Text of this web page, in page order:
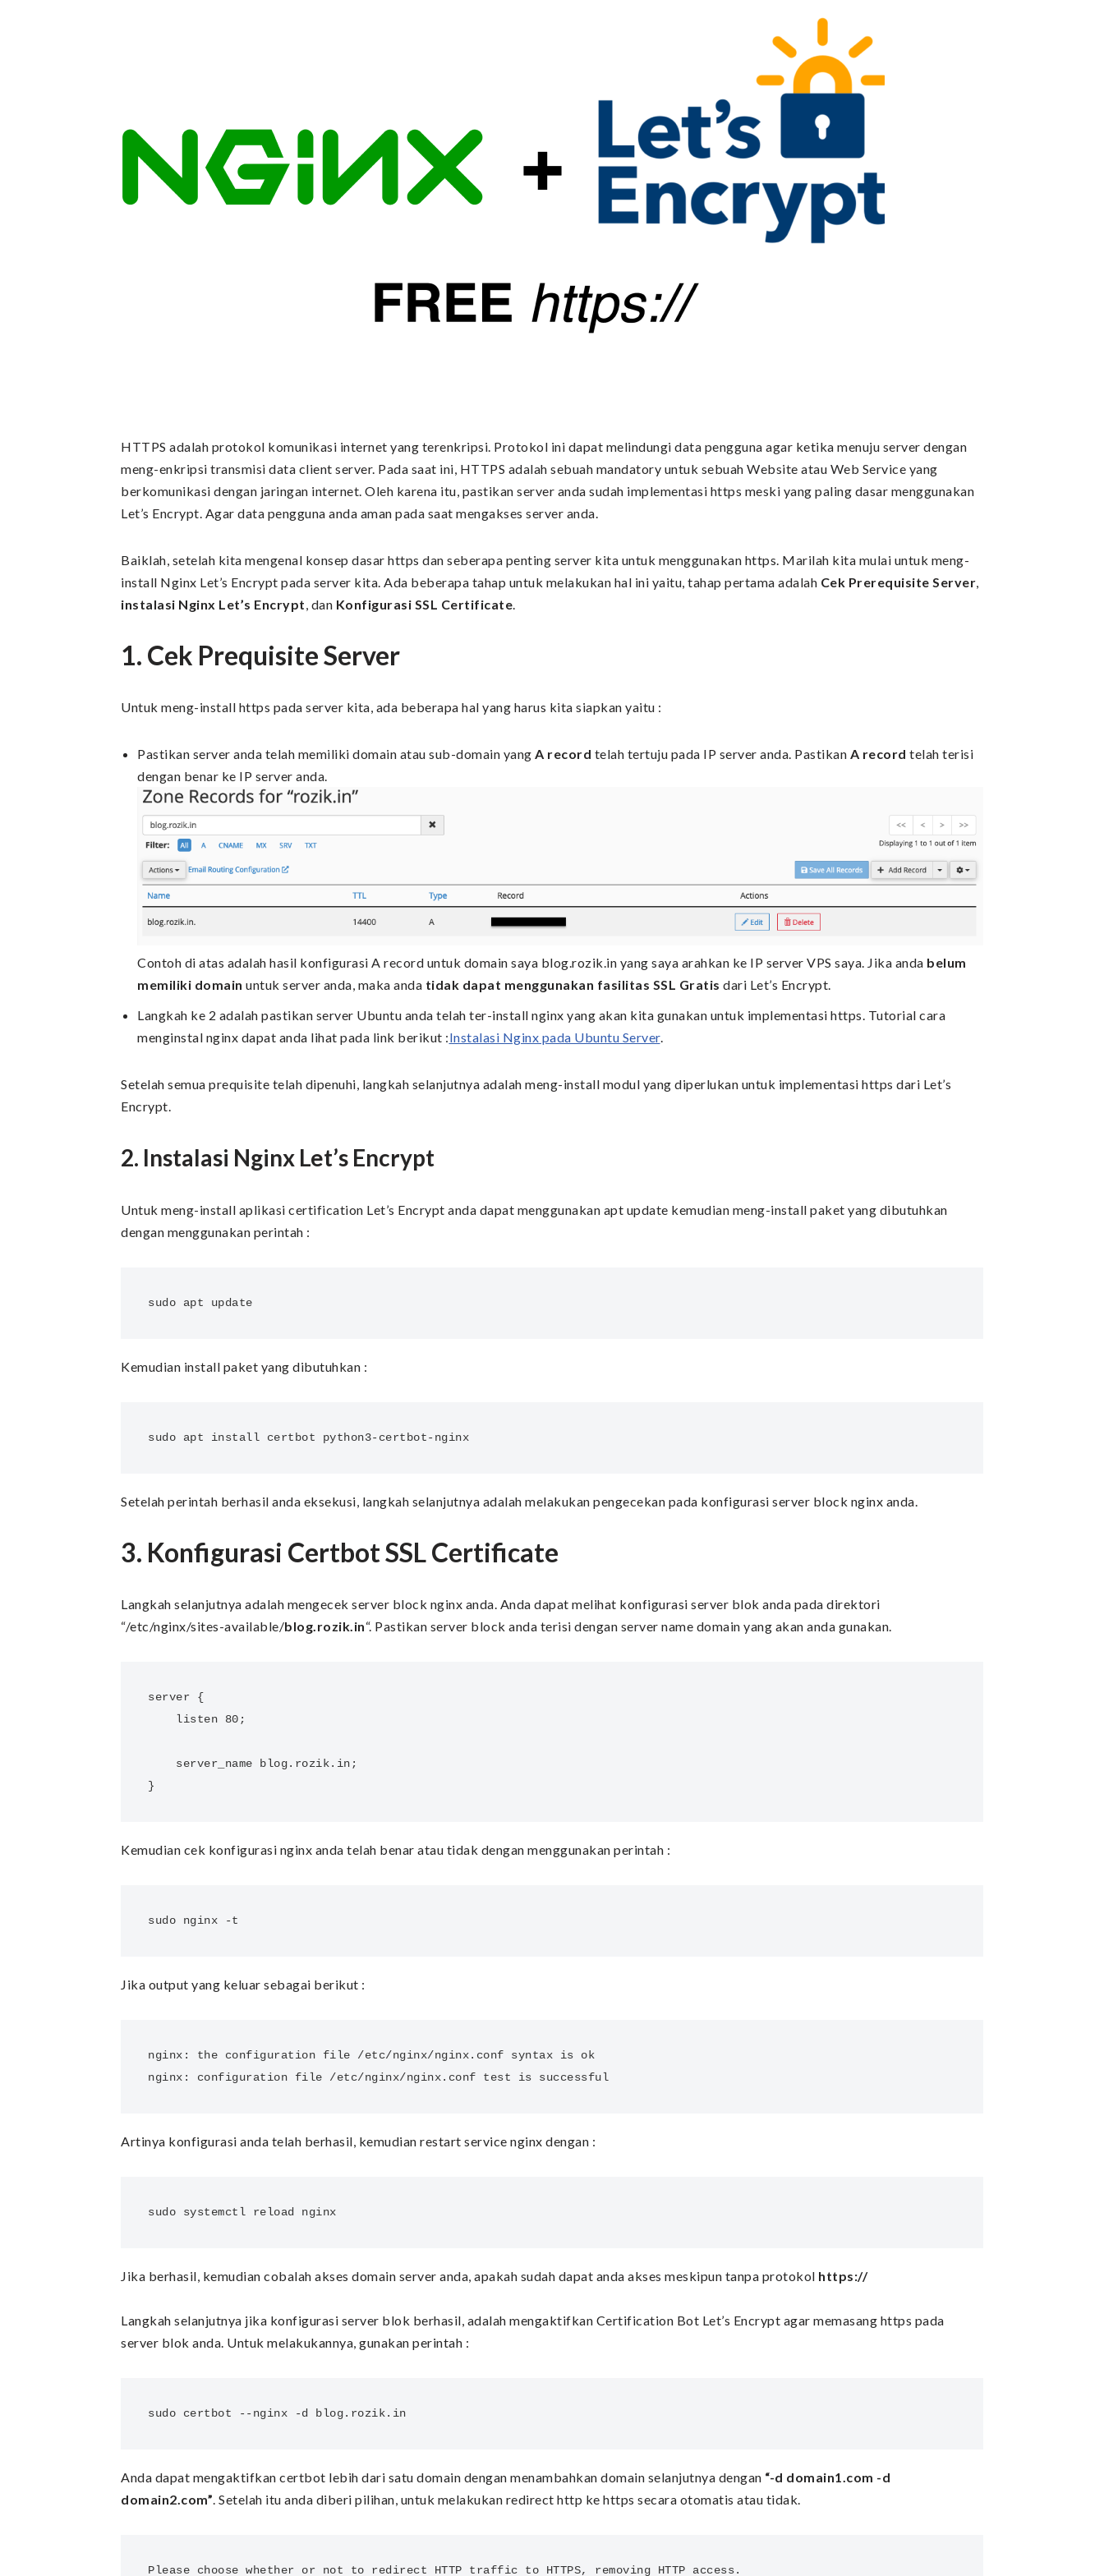
​HTTPS adalah protokol komunikasi internet yang terenkripsi. Protokol ini dapat melindungi data pengguna agar ketika menuju server dengan
meng-enkripsi transmisi data client server. Pada saat ini, HTTPS adalah sebuah mandatory untuk sebuah Website atau Web Service yang
berkomunikasi dengan jaringan internet. Oleh karena itu, pastikan server anda sudah implementasi https meski yang paling dasar menggunakan
Let’s Encrypt. Agar data pengguna anda aman pada saat mengakses server anda.
Baiklah, setelah kita mengenal konsep dasar https dan seberapa penting server kita untuk menggunakan https. Marilah kita mulai untuk meng-
install Nginx Let’s Encrypt pada server kita. Ada beberapa tahap untuk melakukan hal ini yaitu, tahap pertama adalah Cek Prerequisite Server,
instalasi Nginx Let’s Encrypt, dan Konfigurasi SSL Certificate.
1. Cek Prequisite Server
Untuk meng-install https pada server kita, ada beberapa hal yang harus kita siapkan yaitu :
Pastikan server anda telah memiliki domain atau sub-domain yang A record telah tertuju pada IP server anda. Pastikan A record telah terisi
dengan benar ke IP server anda.
Contoh di atas adalah hasil konfigurasi A record untuk domain saya blog.rozik.in yang saya arahkan ke IP server VPS saya. Jika anda belum
memiliki domain untuk server anda, maka anda tidak dapat menggunakan fasilitas SSL Gratis dari Let’s Encrypt.
Langkah ke 2 adalah pastikan server Ubuntu anda telah ter-install nginx yang akan kita gunakan untuk implementasi https. Tutorial cara
menginstal nginx dapat anda lihat pada link berikut :Instalasi Nginx pada Ubuntu Server.
Setelah semua prequisite telah dipenuhi, langkah selanjutnya adalah meng-install modul yang diperlukan untuk implementasi https dari Let’s
Encrypt.
2. Instalasi Nginx Let’s Encrypt
Untuk meng-install aplikasi certification Let’s Encrypt anda dapat menggunakan apt update kemudian meng-install paket yang dibutuhkan
dengan menggunakan perintah :
sudo apt update
Kemudian install paket yang dibutuhkan :
sudo apt install certbot python3-certbot-nginx
Setelah perintah berhasil anda eksekusi, langkah selanjutnya adalah melakukan pengecekan pada konfigurasi server block nginx anda.
3. Konfigurasi Certbot SSL Certificate
Langkah selanjutnya adalah mengecek server block nginx anda. Anda dapat melihat konfigurasi server blok anda pada direktori
“/etc/nginx/sites-available/blog.rozik.in“. Pastikan server block anda terisi dengan server name domain yang akan anda gunakan.
server {
}
Kemudian cek konfigurasi nginx anda telah benar atau tidak dengan menggunakan perintah :
sudo nginx -t
Jika output yang keluar sebagai berikut :
nginx: the configuration file /etc/nginx/nginx.conf syntax is ok
nginx: configuration file /etc/nginx/nginx.conf test is successful
Artinya konfigurasi anda telah berhasil, kemudian restart service nginx dengan :
sudo systemctl reload nginx
Jika berhasil, kemudian cobalah akses domain server anda, apakah sudah dapat anda akses meskipun tanpa protokol https://
Langkah selanjutnya jika konfigurasi server blok berhasil, adalah mengaktifkan Certification Bot Let’s Encrypt agar memasang https pada
server blok anda. Untuk melakukannya, gunakan perintah :
sudo certbot --nginx -d blog.rozik.in
Anda dapat mengaktifkan certbot lebih dari satu domain dengan menambahkan domain selanjutnya dengan “-d domain1.com -d
domain2.com”. Setelah itu anda diberi pilihan, untuk melakukan redirect http ke https secara otomatis atau tidak.
Please choose whether or not to redirect HTTP traffic to HTTPS, removing HTTP access.